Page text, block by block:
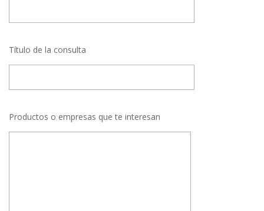
Título de la consulta
Productos o empresas que te interesan